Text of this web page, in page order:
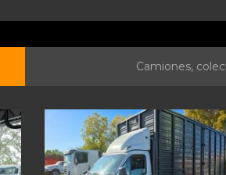
Camiones,